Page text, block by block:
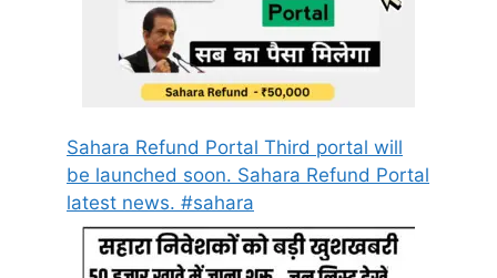
Sahara Refund Portal Third portal will
be launched soon. Sahara Refund Portal
latest news. #sahara